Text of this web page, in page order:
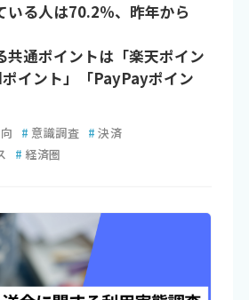
いる人は70.2％、昨年から
共通ポイントは「楽天ポイン
イント」「PayPayポイン
# 意識調査 # 決済
# 経済圏